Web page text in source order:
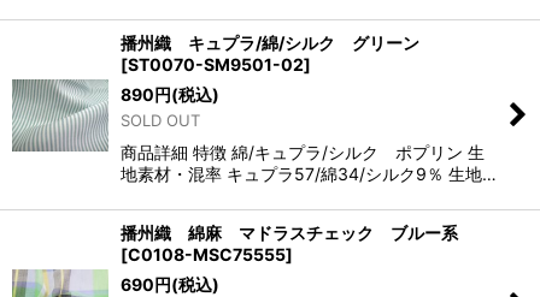
播州織 キュプラ/綿/シルク グリーン
[ST0070-SM9501-02]
890円(税込)
SOLD OUT
商品詳細 特徴 綿/キュプラ/シルク ポプリン 生
地素材・混率 キュプラ57/綿34/シルク9％ 生地…
播州織 綿麻 マドラスチェック ブルー系
[C0108-MSC75555]
690円(税込)